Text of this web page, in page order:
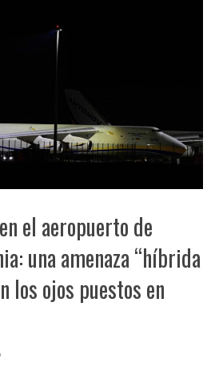
el aeropuerto de
una amenaza “híbrida
los ojos puestos en